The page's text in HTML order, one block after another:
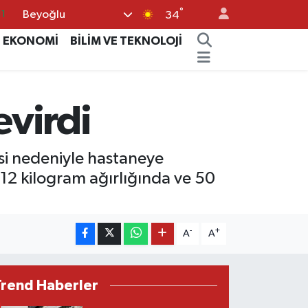
Beyoğlu 34°
EKONOMİ
BİLİM VE TEKNOLOJİ
nedeniyle hastaneye
kilogram ağırlığında ve 50
A- A+
Haberler